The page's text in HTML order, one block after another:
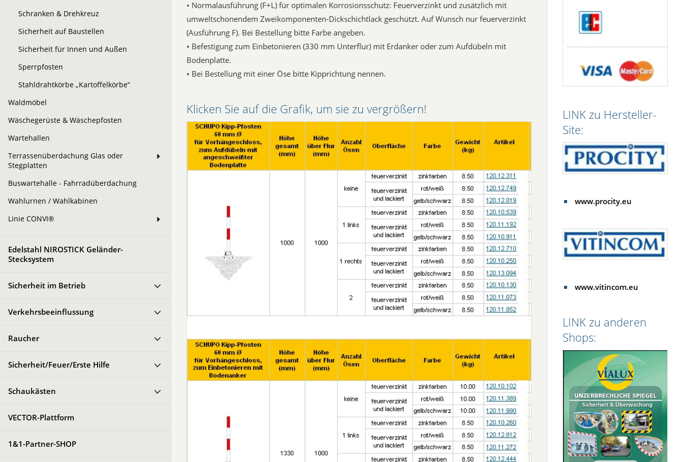
Schranken & Drehkreuz
Sicherheit auf Baustellen
Sicherheit für Innen und Außen
Sperrpfosten
Stahldrahtkörbe „Kartoffelkörbe“
Waldmöbel
Wäschegerüste & Wäschepfosten
Wartehallen
Terrassenüberdachung Glas oder
Stegplatten
Buswartehalle - Fahrradüberdachung
Wahlurnen / Wahlkabinen
Linie CONVI®
Edelstahl NIROSTICK Geländer-
Stecksystem
Sicherheit im Betrieb
Verkehrsbeeinflussung
Raucher
Sicherheit/Feuer/Erste Hilfe
Schaukästen
VECTOR-Plattform
1&1-Partner-SHOP
• Normalausführung (F+L) für optimalen Korrosionsschutz: Feuerverzinkt und zusätzlich mit
umweltschonendem Zweikomponenten-Dickschichtlack geschützt. Auf Wunsch nur feuerverzinkt
(Ausführung F). Bei Bestellung bitte Farbe angeben.
• Befestigung zum Einbetonieren (330 mm Unterflur) mit Erdanker oder zum Aufdübeln mit
Bodenplatte.
• Bei Bestellung mit einer Öse bitte Kipprichtung nennen.
Klicken Sie auf die Grafik, um sie zu vergrößern!
LINK zu Hersteller-
Site:
www.procity.eu
www.vitincom.eu
LINK zu anderen
Shops: